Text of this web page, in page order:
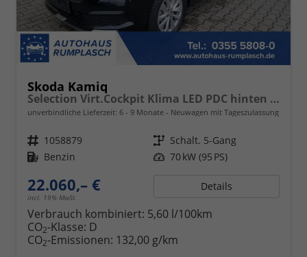
Skoda Kamiq
Selection Virt.Cockpit Klima LED PDC hinten Sitzheizung
unverbindliche Lieferzeit: 6 - 9 Monate Neuwagen mit Tageszulassung
Fahrzeugnr. 1058879 Getriebe Schalt. 5-Gang
Kraftstoff Benzin Leistung 70 kW (95 PS)
22.060,– €
incl. 19% MwSt.
Details
Verbrauch kombiniert: 5,60 l/100km
CO2-Klasse: D
CO2-Emissionen: 132,00 g/km